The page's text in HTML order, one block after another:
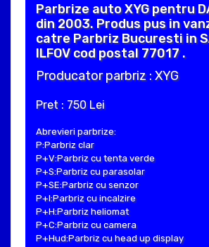
Parbrize auto XYG pentru
din 2003. Produs pus in
catre Parbriz Bucuresti in
ILFOV cod postal 77017 .
Producator parbriz : XYG
Pret : 750 Lei
Abrevieri parbrize:
P:Parbriz clar
P+V:Parbriz cu tenta verde
P+S:Parbriz cu parasolar
P+SE:Parbriz cu senzor
P+I:Parbriz cu incalzire
P+H:Parbriz heliomat
P+C:Parbriz cu camera
P+Hud:Parbriz cu head up display